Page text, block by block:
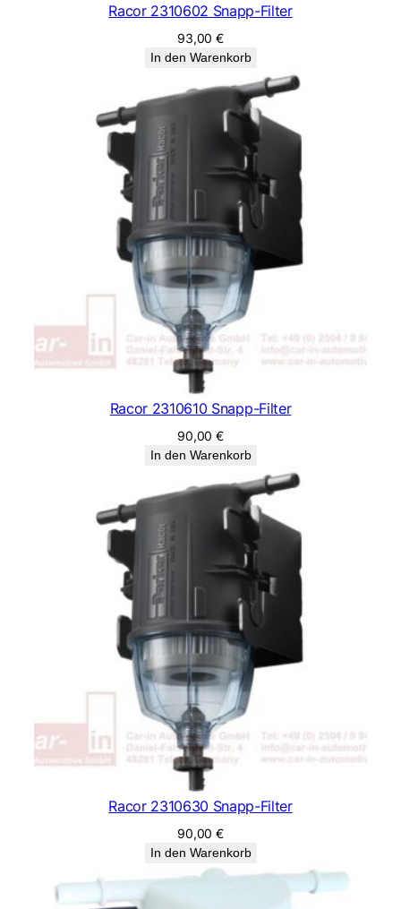
Racor 2310602 Snapp-Filter
93,00€
In den Warenkorb
Racor 2310610 Snapp-Filter
90,00€
In den Warenkorb
Racor 2310630 Snapp-Filter
90,00€
In den Warenkorb